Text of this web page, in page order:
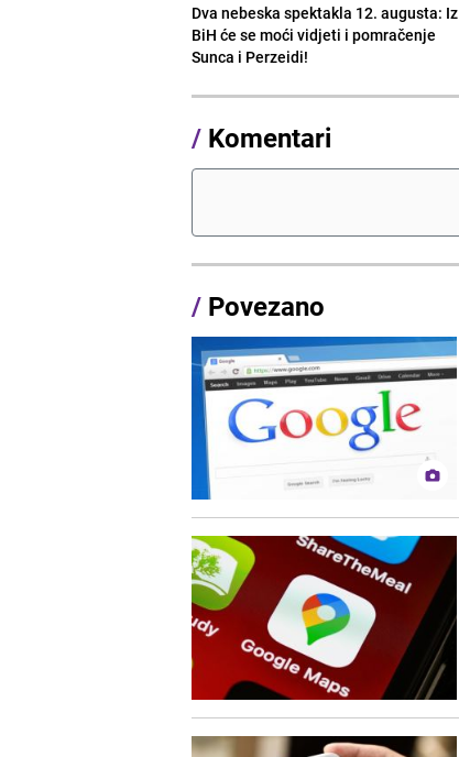
Dva nebeska spektakla 12. augusta: Iz
BiH će se moći vidjeti i pomračenje
Sunca i Perzeidi!
/ Komentari
/ Povezano